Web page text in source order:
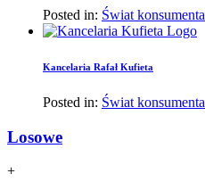
Posted in: Świat konsumenta
Kancelaria Rafał Kufieta
Posted in: Świat konsumenta
Losowe
+